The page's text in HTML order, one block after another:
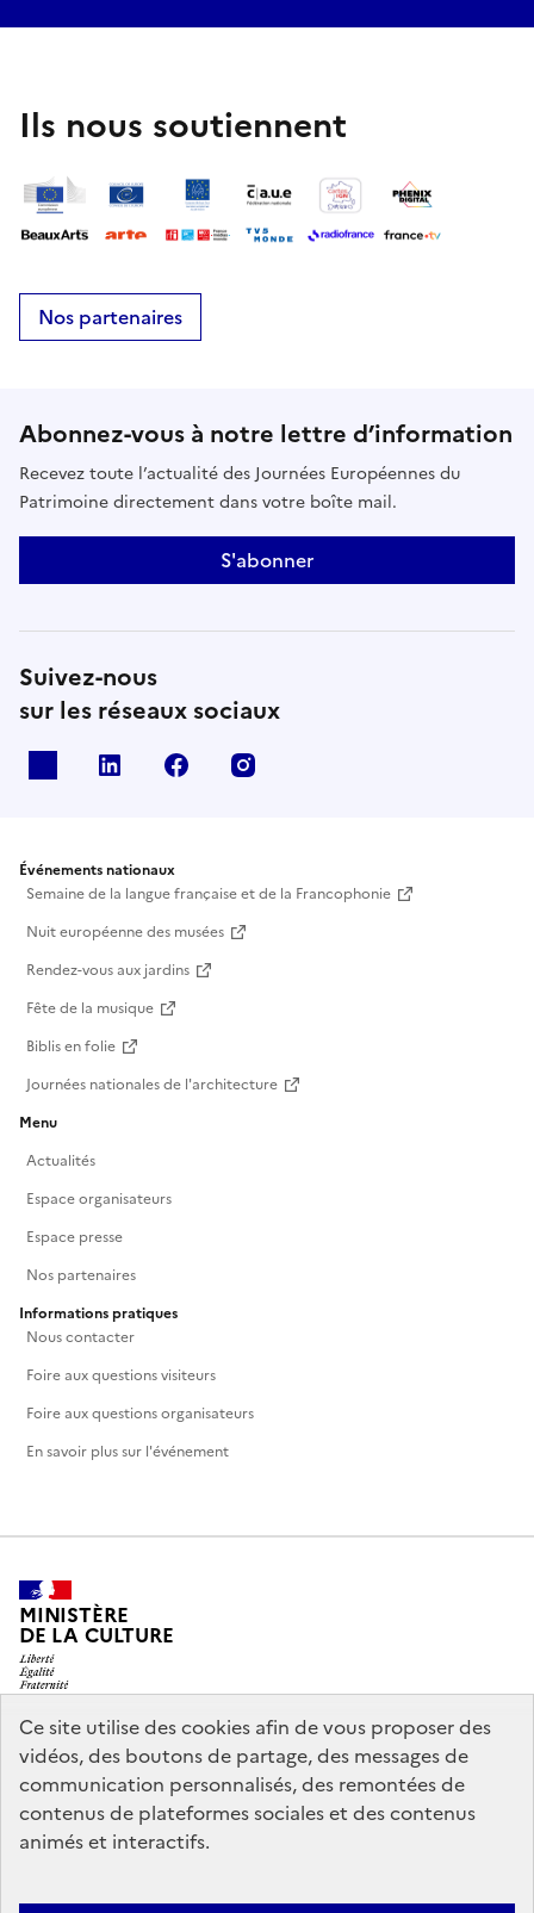
Ce site utilise des cookies afin de vous proposer des
vidéos, des boutons de partage, des messages de
communication personnalisés, des remontées de
contenus de plateformes sociales et des contenus
animés et interactifs.
Ils nous soutiennent
Nos partenaires
Abonnez-vous à notre lettre d’information
Recevez toute l’actualité des Journées Européennes du
Patrimoine directement dans votre boîte mail.
S'abonner
Suivez-nous
sur les réseaux sociaux
Linkedin Facebook
Événements nationaux
Semaine de la langue française et de la Francophonie
Nuit européenne des musées
Rendez-vous aux jardins
Fête de la musique
Biblis en folie
Journées nationales de l'architecture
Menu
Actualités
Espace organisateurs
Espace presse
Nos partenaires
Informations pratiques
Nous contacter
Foire aux questions visiteurs
Foire aux questions organisateurs
En savoir plus sur l'événement
MINISTÈRE
DE LA CULTURE
legifrance.gouv.fr
info.gouv.fr
service-public.gouv.fr
data.gouv.fr